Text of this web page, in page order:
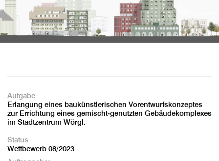
Aufgabe
Erlangung eines baukünstlerischen Vorentwurfskonzeptes
zur Errichtung eines gemischt-genutzten Gebäudekomplexes
im Stadtzentrum Wörgl.
Status
Wettbewerb 08/2023